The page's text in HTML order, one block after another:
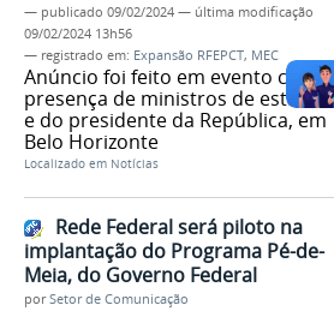
— publicado 09/02/2024 — última modificação
09/02/2024 13h56
— registrado em: Expansão RFEPCT, MEC
Anúncio foi feito em evento com a
presença de ministros de estado
e do presidente da República, em
Belo Horizonte
Localizado em Notícias
Rede Federal será piloto na
implantação do Programa Pé-de-
Meia, do Governo Federal
porSetor de Comunicação